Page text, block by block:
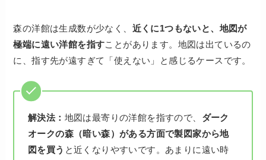
森の洋館は生成数が少なく、 近くに1つもないと、地図が
極端に遠い洋館を指すことがあります。地図は出ているの
に、指す先が遠すぎて「使えない」と感じるケースです。
解決法： 地図は最寄りの洋館を指すので、 ダーク
オークの森（暗い森）がある方面で製図家から地
図を買う と近くなりやすいです。あまりに遠い時